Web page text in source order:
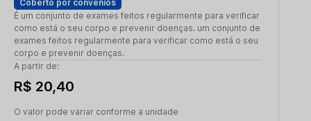
Coberto por convênios
É um conjunto de exames feitos regularmente para verificar
como está o seu corpo e prevenir doenças. um conjunto de
exames feitos regularmente para verificar como está o seu
corpo e prevenir doenças.
A partir de:
R$ 20,40
O valor pode variar conforme a unidade